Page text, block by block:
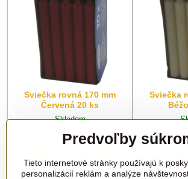
Sviečka rovná 170 mm
Červená 20 ks
Skladom
Sviečka
Predvoľby
Tieto internetové stránky používajú k
personalizácií reklám a analýze